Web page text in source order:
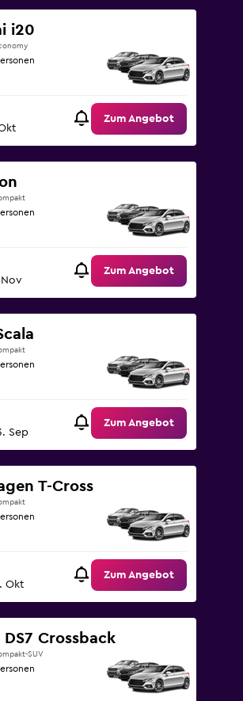
i20
Zum Angebot
Zum Angebot
Sep
Zum Angebot
T-Cross
Okt
Zum Angebot
Crossback
SUV